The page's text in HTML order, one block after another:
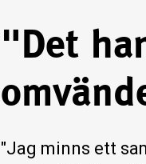
"Det
"Jag minns ett